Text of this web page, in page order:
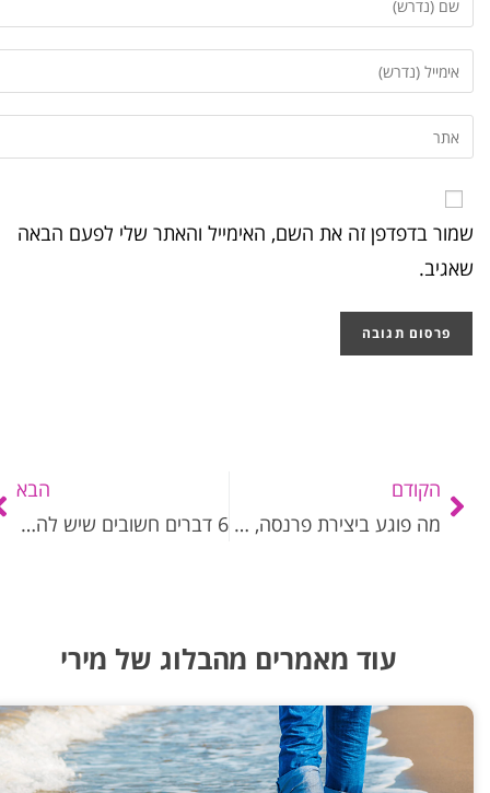
שמור בדפדפן זה את השם, האימייל והאתר שלי לפעם הבאה
שאגיב.
הקודם
מה פוגע ביצירת פרנסה, זוגיות וקריירה ולא מאפשר ליצור את מה שאתה חולם עליו?
הבא
6 דברים חשובים שיש להזכיר לעצמך מדי יום ביומו
עוד מאמרים מהבלוג של מירי